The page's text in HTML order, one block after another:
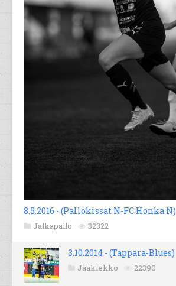
8.5.2016 - (Pallokissat N-FC Honka N)
Jalkapallo 32322
3.10.2014 - (Tappara-Blues)
Jääkiekko 22390